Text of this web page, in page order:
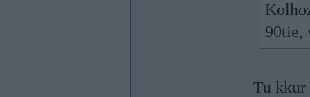
90tie,
Tu kkur